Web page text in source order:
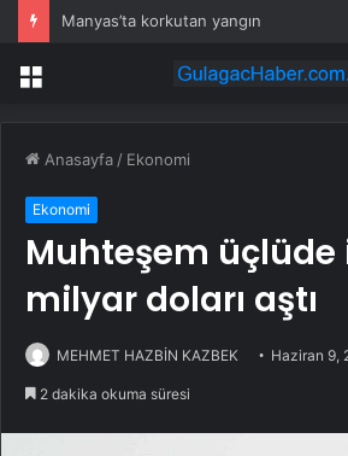
Manyas’ta korkutan yangın
Menü
Anasayfa / Ekonomi
Ekonomi
Muhteşem üçlüde
milyar doları aştı
MEHMET HAZBİN KAZBEK Haziran 9,
2 dakika okuma süresi